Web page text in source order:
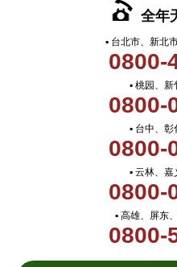
全年
▪ 台北市、新北
0800-
▪ 桃园、新
0800-
▪ 台中、彰
0800-
▪ 云林、嘉
0800-
▪ 高雄、屏东
0800-